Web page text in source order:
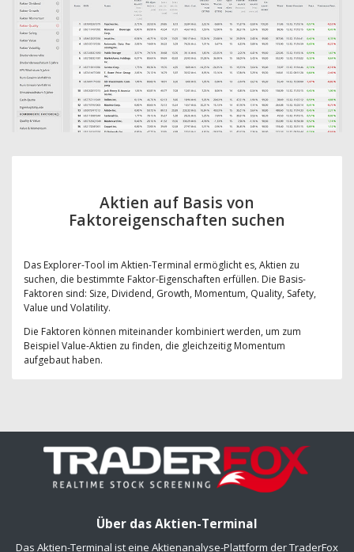
Aktien auf Basis von
Faktoreigenschaften suchen
Das Explorer-Tool im Aktien-Terminal ermöglicht es, Aktien zu
suchen, die bestimmte Faktor-Eigenschaften erfüllen. Die Basis-
Faktoren sind: Size, Dividend, Growth, Momentum, Quality, Safety,
Value und Volatility.
Die Faktoren können miteinander kombiniert werden, um zum
Beispiel Value-Aktien zu finden, die gleichzeitig Momentum
aufgebaut haben.
Über das Aktien-Terminal
Das Aktien-Terminal ist eine Aktienanalyse-Plattform der TraderFox